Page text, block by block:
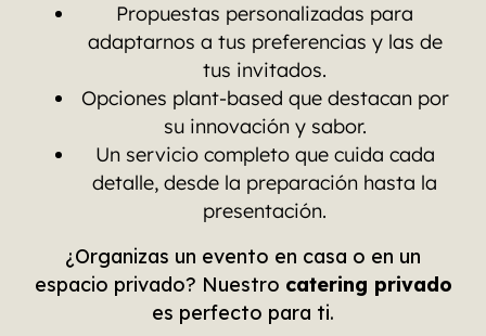
Propuestas personalizadas para
adaptarnos a tus preferencias y las de
tus invitados.
Opciones plant-based que destacan por
su innovación y sabor.
Un servicio completo que cuida cada
detalle, desde la preparación hasta la
presentación.
¿Organizas un evento en casa o en un
espacio privado? Nuestro catering privado
es perfecto para ti.